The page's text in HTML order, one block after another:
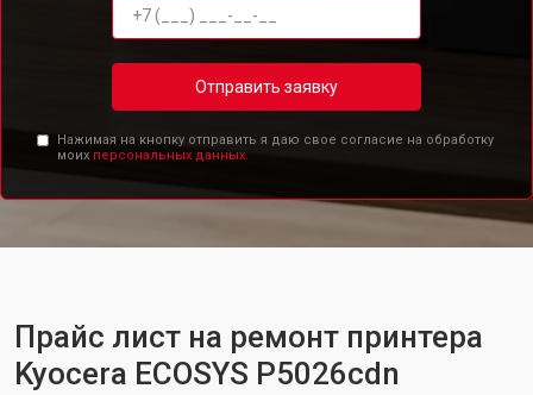
Отправить заявку
Нажимая на кнопку отправить я даю свое согласие на обработку
моих персональных данных.
Прайс лист на ремонт принтера
Kyocera ECOSYS P5026cdn